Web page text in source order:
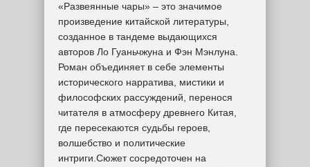
«Развеянные чары» – это значимое
произведение китайской литературы,
созданное в тандеме выдающихся
авторов Ло Гуаньчжуна и Фэн Мэнлуна.
Роман объединяет в себе элементы
исторического нарратива, мистики и
философских рассуждений, перенося
читателя в атмосферу древнего Китая,
где пересекаются судьбы героев,
волшебство и политические
интриги.Сюжет сосредоточен на